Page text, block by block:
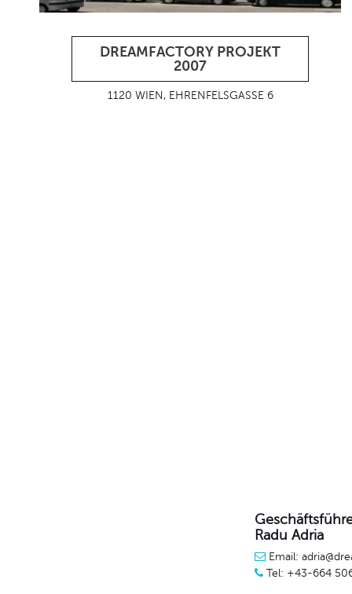
DREAMFACTORY PROJEKT
2007
1120 WIEN, EHRENFELSGASSE 6
Radu Adria
Email:
Tel: +43-664